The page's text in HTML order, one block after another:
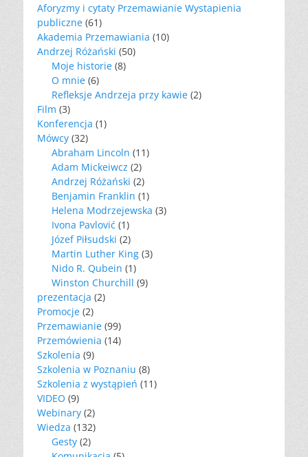
Aforyzmy i cytaty Przemawianie Wystapienia
publiczne (61)
Akademia Przemawiania (10)
Andrzej Różański (50)
Moje historie (8)
O mnie (6)
Refleksje Andrzeja przy kawie (2)
Film (3)
Konferencja (1)
Mówcy (32)
Abraham Lincoln (11)
Adam Mickeiwcz (2)
Andrzej Różański (2)
Benjamin Franklin (1)
Helena Modrzejewska (3)
Ivona Pavlović (1)
Józef Piłsudski (2)
Martin Luther King (3)
Nido R. Qubein (1)
Winston Churchill (9)
prezentacja (2)
Promocje (2)
Przemawianie (99)
Przemówienia (14)
Szkolenia (9)
Szkolenia w Poznaniu (8)
Szkolenia z wystąpień (11)
VIDEO (9)
Webinary (2)
Wiedza (132)
Gesty (2)